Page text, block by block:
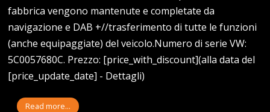
fabbrica vengono mantenute e completate da
navigazione e DAB +//trasferimento di tutte le funzioni
(anche equipaggiate) del veicolo.Numero di serie VW:
5C0057680C. Prezzo: [price_with_discount](alla data del
[price_update_date] - Dettagli)
Read more...